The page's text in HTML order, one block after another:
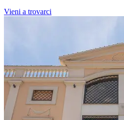
Vieni a trovarci